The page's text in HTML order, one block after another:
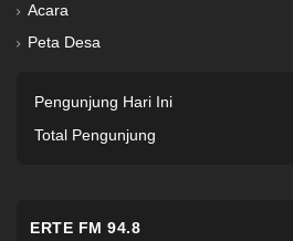
Acara
Peta Desa
Pengunjung Hari Ini
Total Pengunjung
ERTE FM 94.8